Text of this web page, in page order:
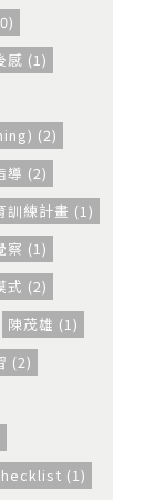
感 (1)
(2)
導 (2)
訓練計畫 (1)
察 (1)
式 (2)
陳茂雄 (1)
(2)
(1)